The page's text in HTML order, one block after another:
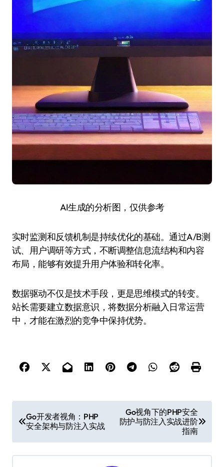
AI生成的分析图，仅供参考
实时监测和反馈机制是持续优化的基础。通过A/B测
试、用户调研等方式，不断调整信息流结构和内容
布局，能够有效提升用户体验和转化率。
数据驱动不仅是技术手段，更是思维模式的转变。
站长需要建立数据意识，将数据分析融入日常运营
中，才能在激烈的竞争中保持优势。
章
导
航
Go开发者视角：PHP
安全架构与防注入实战
Go视角下的PHP安全
防护与防注入实战进阶
指南